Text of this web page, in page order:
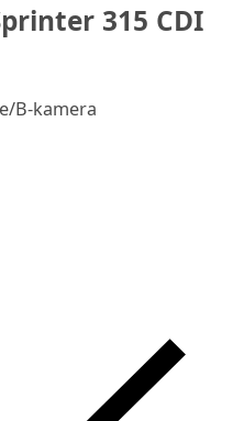
315 CDI
B-kamera